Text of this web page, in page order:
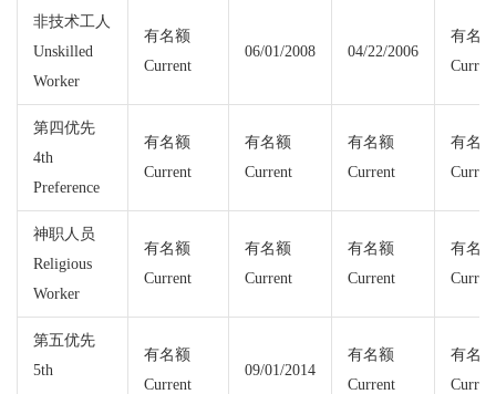
非技术工人
Unskilled
Worker
有名额
Current
06/01/2008 04/22/2006
有名额
第四优先
4th
Preference
有名额
Current
有名额
Current
有名额
Current
有名额
神职人员
Religious
Worker
有名额
Current
有名额
Current
有名额
Current
有名额
第五优先
5th
有名额
Current
09/01/2014
有名额
Current
有名额